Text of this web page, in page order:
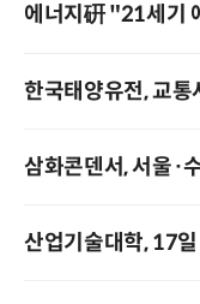
에너지硏 "21세기
한국태양유전, 교통
삼화콘덴서, 서울·
산업기술대학, 17